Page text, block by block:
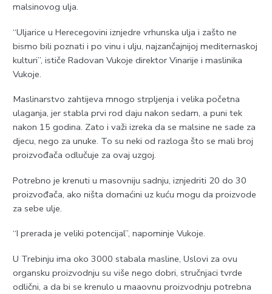
malsinovog ulja.
“Uljarice u Herecegovini iznjedre vrhunska ulja i zašto ne
bismo bili poznati i po vinu i ulju, najzančajnijoj mediternaskoj
kulturi”, ističe Radovan Vukoje direktor Vinarije i maslinika
Vukoje.
Maslinarstvo zahtijeva mnogo strpljenja i velika početna
ulaganja, jer stabla prvi rod daju nakon sedam, a puni tek
nakon 15 godina. Zato i važi izreka da se malsine ne sade za
djecu, nego za unuke. To su neki od razloga što se mali broj
proizvođača odlučuje za ovaj uzgoj.
Potrebno je krenuti u masovniju sadnju, iznjedriti 20 do 30
proizvođača, ako ništa domaćini uz kuću mogu da proizvode
za sebe ulje.
“I prerada je veliki potencijal”, napominje Vukoje.
U Trebinju ima oko 3000 stabala masline, Uslovi za ovu
organsku proizvodnju su više nego dobri, stručnjaci tvrde
odlični, a da bi se krenulo u maaovnu proizvodnju potrebna